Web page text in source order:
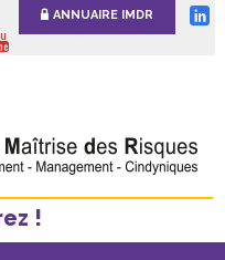
ANNUAIRE IMDR
!